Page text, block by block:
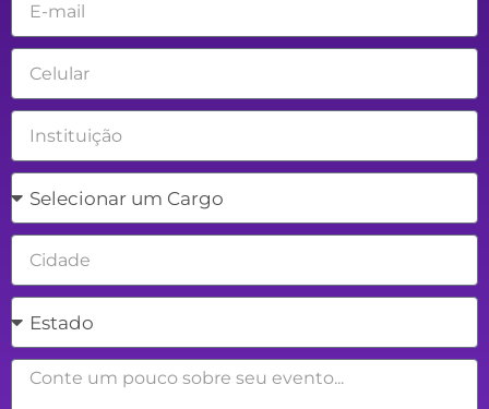
Celular
Empresa
Cargo
Cidade
Estado
Mensagem